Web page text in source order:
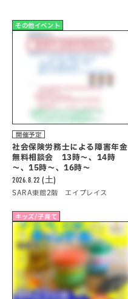
その他イベント
開催予定
社会保険労務士による障害年金
無料相談会 13時～、14時
～、15時～、16時～
2026.8.22 (土)
SARA東館2階 エイプレイス
キッズ/子育て